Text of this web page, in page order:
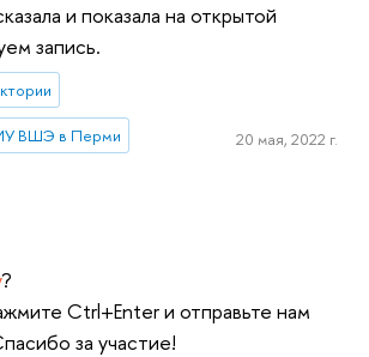
и показала на открытой
запись.
ВШЭ в Перми 20 мая, 2022 г.
?
Ctrl+Enter и отправьте нам
за участие!